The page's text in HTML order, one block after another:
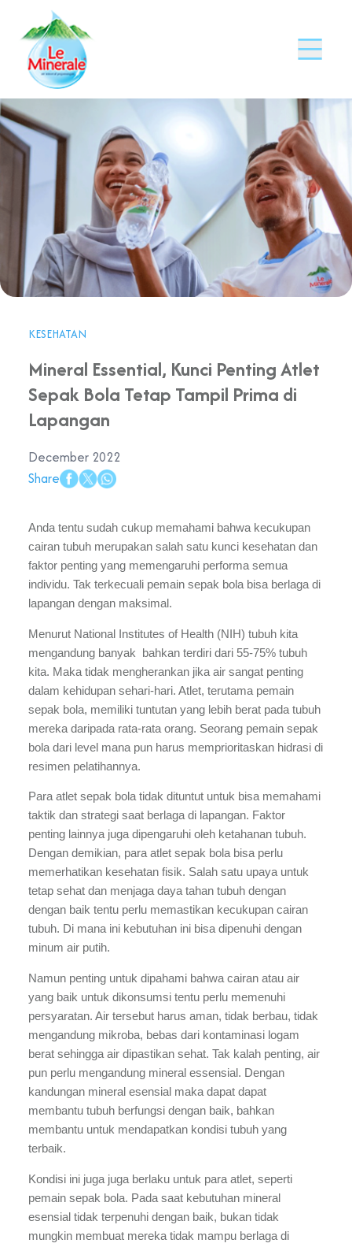
KESEHATAN
Mineral Essential, Kunci Penting Atlet
Sepak Bola Tetap Tampil Prima di
Lapangan
December 2022
Share
Anda tentu sudah cukup memahami bahwa kecukupan
cairan tubuh merupakan salah satu kunci kesehatan dan
faktor penting yang memengaruhi performa semua
individu. Tak terkecuali pemain sepak bola bisa berlaga di
lapangan dengan maksimal.
Menurut National Institutes of Health (NIH) tubuh kita
mengandung banyak  bahkan terdiri dari 55-75% tubuh
kita. Maka tidak mengherankan jika air sangat penting
dalam kehidupan sehari-hari. Atlet, terutama pemain
sepak bola, memiliki tuntutan yang lebih berat pada tubuh
mereka daripada rata-rata orang. Seorang pemain sepak
bola dari level mana pun harus memprioritaskan hidrasi di
resimen pelatihannya.
Para atlet sepak bola tidak dituntut untuk bisa memahami
taktik dan strategi saat berlaga di lapangan. Faktor
penting lainnya juga dipengaruhi oleh ketahanan tubuh.
Dengan demikian, para atlet sepak bola bisa perlu
memerhatikan kesehatan fisik. Salah satu upaya untuk
tetap sehat dan menjaga daya tahan tubuh dengan
dengan baik tentu perlu memastikan kecukupan cairan
tubuh. Di mana ini kebutuhan ini bisa dipenuhi dengan
minum air putih.
Namun penting untuk dipahami bahwa cairan atau air
yang baik untuk dikonsumsi tentu perlu memenuhi
persyaratan. Air tersebut harus aman, tidak berbau, tidak
mengandung mikroba, bebas dari kontaminasi logam
berat sehingga air dipastikan sehat. Tak kalah penting, air
pun perlu mengandung mineral essensial. Dengan
kandungan mineral esensial maka dapat dapat
membantu tubuh berfungsi dengan baik, bahkan
membantu untuk mendapatkan kondisi tubuh yang
terbaik.
Kondisi ini juga juga berlaku untuk para atlet, seperti
pemain sepak bola. Pada saat kebutuhan mineral
esensial tidak terpenuhi dengan baik, bukan tidak
mungkin membuat mereka tidak mampu berlaga di